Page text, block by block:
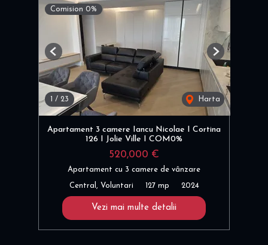
Comision 0%
1 / 23 Harta
Previous Next
Apartament 3 camere Iancu Nicolae I Cortina
126 I Jolie Ville I COM0%
520,000 €
Apartament cu 3 camere de vânzare
Central, Voluntari 127 mp 2024
Vezi mai multe detalii